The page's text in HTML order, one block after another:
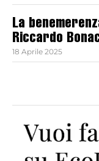
La
Riccardo
18 Aprile 2025